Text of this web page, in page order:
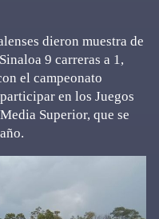
dieron muestra de
9 carreras a 1,
el campeonato
en los Juegos
Superior, que se